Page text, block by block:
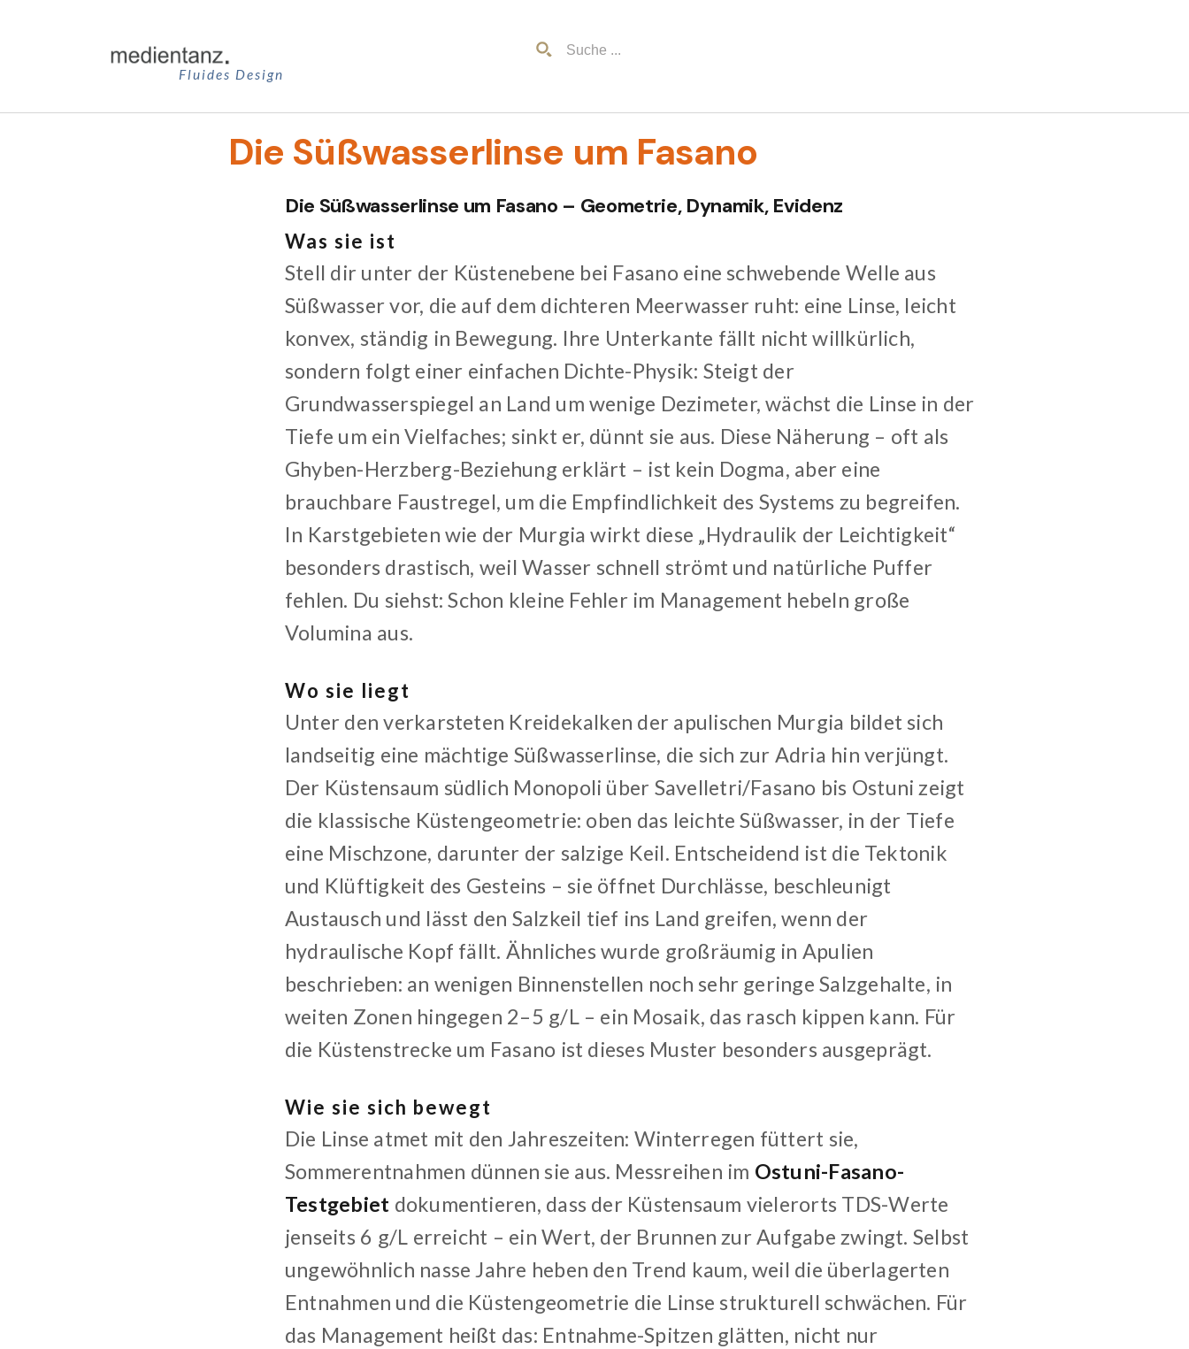
Fluides Design
Die Süßwasserlinse um Fasano
Die Süßwasserlinse um Fasano – Geometrie, Dynamik, Evidenz
Was sie ist
Stell dir unter der Küstenebene bei Fasano eine schwebende Welle aus
Süßwasser vor, die auf dem dichteren Meerwasser ruht: eine Linse, leicht
konvex, ständig in Bewegung. Ihre Unterkante fällt nicht willkürlich,
sondern folgt einer einfachen Dichte-Physik: Steigt der
Grundwasserspiegel an Land um wenige Dezimeter, wächst die Linse in der
Tiefe um ein Vielfaches; sinkt er, dünnt sie aus. Diese Näherung – oft als
Ghyben-Herzberg-Beziehung erklärt – ist kein Dogma, aber eine
brauchbare Faustregel, um die Empfindlichkeit des Systems zu begreifen.
In Karstgebieten wie der Murgia wirkt diese „Hydraulik der Leichtigkeit“
besonders drastisch, weil Wasser schnell strömt und natürliche Puffer
fehlen. Du siehst: Schon kleine Fehler im Management hebeln große
Volumina aus.
Wo sie liegt
Unter den verkarsteten Kreidekalken der apulischen Murgia bildet sich
landseitig eine mächtige Süßwasserlinse, die sich zur Adria hin verjüngt.
Der Küstensaum südlich Monopoli über Savelletri/Fasano bis Ostuni zeigt
die klassische Küstengeometrie: oben das leichte Süßwasser, in der Tiefe
eine Mischzone, darunter der salzige Keil. Entscheidend ist die Tektonik
und Klüftigkeit des Gesteins – sie öffnet Durchlässe, beschleunigt
Austausch und lässt den Salzkeil tief ins Land greifen, wenn der
hydraulische Kopf fällt. Ähnliches wurde großräumig in Apulien
beschrieben: an wenigen Binnenstellen noch sehr geringe Salzgehalte, in
weiten Zonen hingegen 2–5 g/L – ein Mosaik, das rasch kippen kann. Für
die Küstenstrecke um Fasano ist dieses Muster besonders ausgeprägt.
Wie sie sich bewegt
Die Linse atmet mit den Jahreszeiten: Winterregen füttert sie,
Sommerentnahmen dünnen sie aus. Messreihen im Ostuni-Fasano-
Testgebiet dokumentieren, dass der Küstensaum vielerorts TDS-Werte
jenseits 6 g/L erreicht – ein Wert, der Brunnen zur Aufgabe zwingt. Selbst
ungewöhnlich nasse Jahre heben den Trend kaum, weil die überlagerten
Entnahmen und die Küstengeometrie die Linse strukturell schwächen. Für
das Management heißt das: Entnahme-Spitzen glätten, nicht nur